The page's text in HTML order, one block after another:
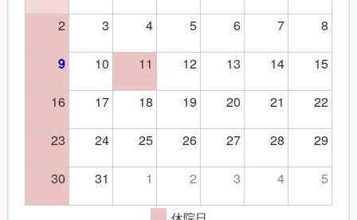
2
3 4 5 6 7 8
9 10 11 12 13 14
15
16
17 18 19 20 21
22
23
24 25 26 27 28
29
30
31 1 2 3 4 5